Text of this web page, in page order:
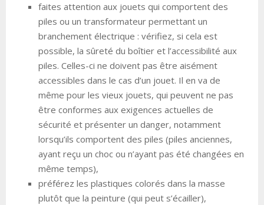
faites attention aux jouets qui comportent des
piles ou un transformateur permettant un
branchement électrique : vérifiez, si cela est
possible, la sûreté du boîtier et l’accessibilité aux
piles. Celles-ci ne doivent pas être aisément
accessibles dans le cas d’un jouet. Il en va de
même pour les vieux jouets, qui peuvent ne pas
être conformes aux exigences actuelles de
sécurité et présenter un danger, notamment
lorsqu’ils comportent des piles (piles anciennes,
ayant reçu un choc ou n’ayant pas été changées en
même temps),
préférez les plastiques colorés dans la masse
plutôt que la peinture (qui peut s’écailler),